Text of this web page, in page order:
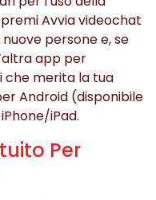
Avvia videochat
persone e, se
app per
che merita la tua
Android (disponibile
iPad.
Per